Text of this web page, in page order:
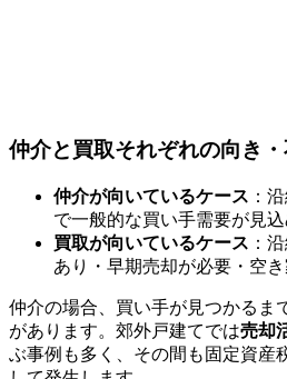
仲介と買取それぞれの向き・
仲介が向いているケース ：
で一般的な買い手需要が見
買取が向いているケース ：
あり・早期売却が必要・空
仲介の場合、買い手が見つかるま
があります。郊外戸建てでは売却
ぶ事例も多く、その間も固定資産